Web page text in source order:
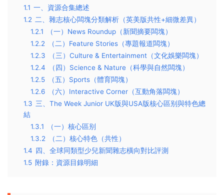
1.1 一、資源合集總述
1.2 二、雜志核心闆塊分類解析（英美版共性+細微差異）
1.2.1
（一）News Roundup（新聞摘要闆塊）
1.2.2
（二）Feature Stories（專題報道闆塊）
1.2.3
（三）Culture & Entertainment（文化娛樂闆塊）
1.2.4
（四）Science & Nature（科學與自然闆塊）
1.2.5
（五）Sports（體育闆塊）
1.2.6
（六）Interactive Corner（互動角落闆塊）
1.3 三、The Week Junior UK版與USA版核心區别與特色總
結
1.3.1
（一）核心區别
1.3.2
（二）核心特色（共性）
1.4 四、全球同類型少兒新聞雜志橫向對比評測
1.5 附錄：資源目錄明細